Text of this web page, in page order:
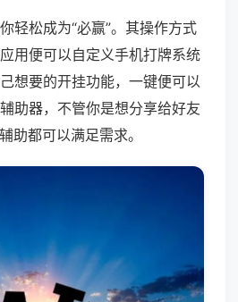
轻松成为“必赢”。其操作方式
用便可以自定义手机打牌系统
想要的开挂功能，一键便可以
助器，不管你是想分享给好友
助都可以满足需求。